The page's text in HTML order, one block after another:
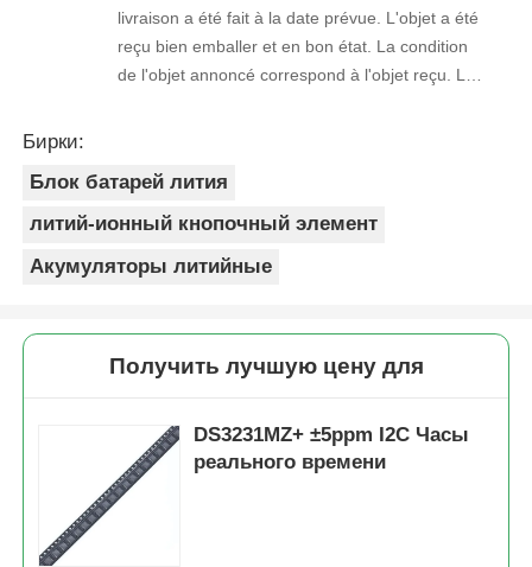
livraison a été fait à la date prévue. L'objet a été
reçu bien emballer et en bon état. La condition
de l'objet annoncé correspond à l'objet reçu. Le
Бирки:
Блок батарей лития
литий-ионный кнопочный элемент
Акумуляторы литийные
Получить лучшую цену для
DS3231MZ+ ±5ppm I2C Часы
реального времени